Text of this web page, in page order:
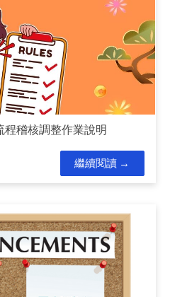
稽核調整作業說明
繼續閱讀